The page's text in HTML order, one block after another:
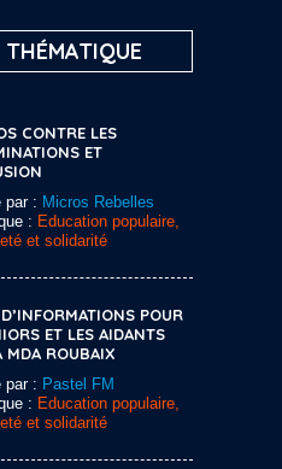
CONTRE LES
ET
par : Micros Rebelles
: Education populaire,
et solidarité
POUR
ET LES AIDANTS
MDA ROUBAIX
par : Pastel FM
: Education populaire,
et solidarité